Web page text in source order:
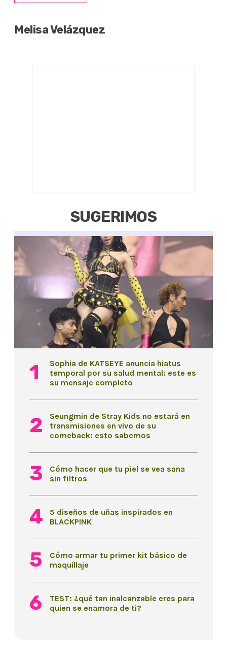
Melisa Velázquez
SUGERIMOS
Sophia de KATSEYE anuncia hiatus
temporal por su salud mental: este es
su mensaje completo
Seungmin de Stray Kids no estará en
transmisiones en vivo de su
comeback: esto sabemos
Cómo hacer que tu piel se vea sana
sin filtros
5 diseños de uñas inspirados en
BLACKPINK
Cómo armar tu primer kit básico de
maquillaje
TEST: ¿qué tan inalcanzable eres para
quien se enamora de ti?